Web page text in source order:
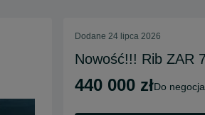
Dodane 24 lipca 2026
Nowość!!! Rib ZAR
440 000 zł do